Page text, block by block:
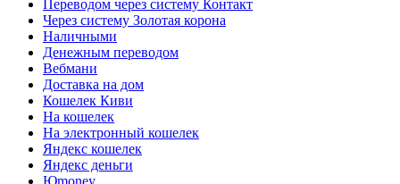
Переводом через систему Контакт
Через систему Золотая корона
Наличными
Денежным переводом
Вебмани
Доставка на дом
Кошелек Киви
На кошелек
На электронный кошелек
Яндекс кошелек
Яндекс деньги